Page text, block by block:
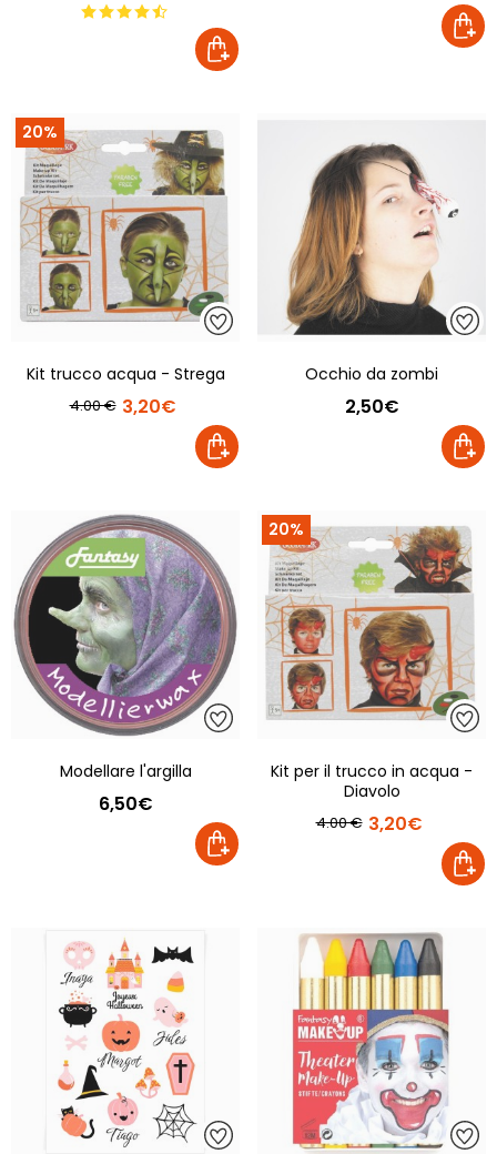
20%
Kit trucco acqua - Strega
4.00 € 3,20€
Occhio da zombi
2,50€
Modellare l'argilla
6,50€
20%
Kit per il trucco in acqua -
Diavolo
4.00 € 3,20€